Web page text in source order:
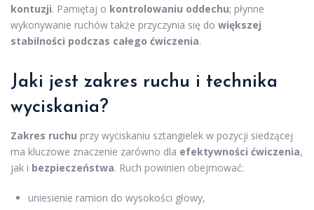
kontuzji. Pamiętaj o kontrolowaniu oddechu; płynne
wykonywanie ruchów także przyczynia się do większej
stabilności podczas całego ćwiczenia.
Jaki jest zakres ruchu i technika
wyciskania?
Zakres ruchu przy wyciskaniu sztangielek w pozycji siedzącej
ma kluczowe znaczenie zarówno dla efektywności ćwiczenia,
jak i bezpieczeństwa. Ruch powinien obejmować:
uniesienie ramion do wysokości głowy,